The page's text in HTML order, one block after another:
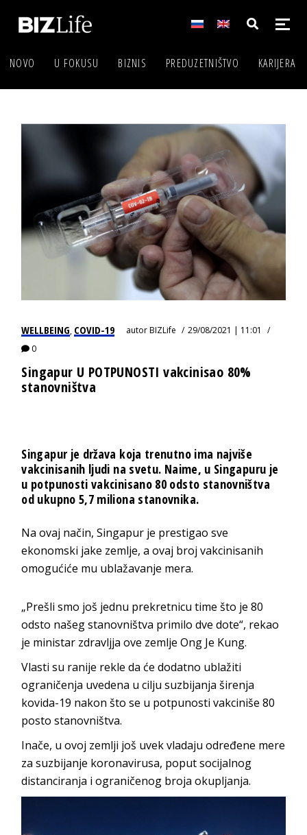
NOVO U FOKUSU BIZNIS PREDUZETNIŠTVO KARIJERA
WELLBEING, COVID-19 autorBIZLife
29/08/2021 | 11:01
0
Singapur U POTPUNOSTI vakcinisao 80%
stanovništva
Singapur je država koja trenutno ima najviše
vakcinisanih ljudi na svetu. Naime, u Singapuru je
u potpunosti vakcinisano 80 odsto stanovništva
od ukupno 5,7 miliona stanovnika.
Na ovaj način, Singapur je prestigao sve
ekonomski jake zemlje, a ovaj broj vakcinisanih
omogućiće mu ublažavanje mera.
„Prešli smo još jednu prekretnicu time što je 80
odsto našeg stanovništva primilo dve dote“, rekao
je ministar zdravljja ove zemlje Ong Je Kung.
Vlasti su ranije rekle da će dodatno ublažiti
ograničenja uvedena u cilju suzbijanja širenja
kovida-19 nakon što se u potpunosti vakciniše 80
posto stanovništva.
Inače, u ovoj zemlji još uvek vladaju određene mere
za suzbijanje koronavirusa, poput socijalnog
distanciranja i ograničenog broja okupljanja.